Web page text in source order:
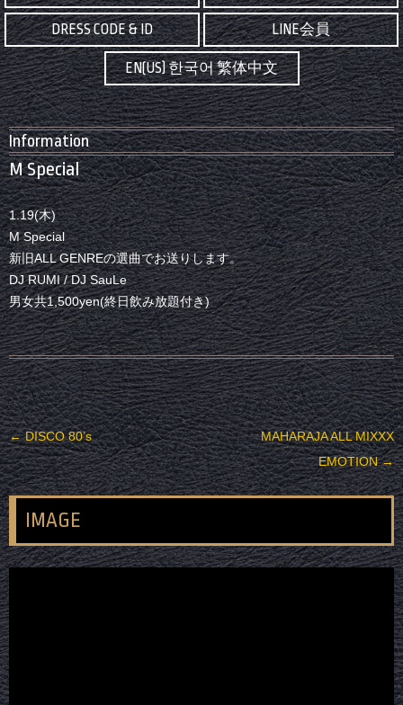
DRESS CODE & ID LINE会員
EN(US) 한국어 繁体中文
Information
M Special
1.19(木)
M Special
新旧ALL GENREの選曲でお送りします。
DJ RUMI / DJ SauLe
男女共1,500yen(終日飲み放題付き)
投稿ナビゲーション
←DISCO 80’s
MAHARAJA ALL MIXXX
EMOTION→
IMAGE